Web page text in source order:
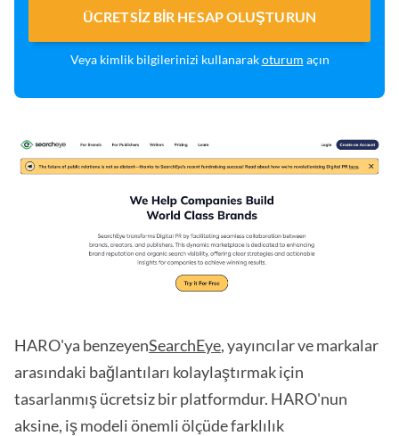
ÜCRETSIZ BIR HESAP OLUŞTURUN
Veya kimlik bilgilerinizi kullanarakoturum açın
HARO'ya benzeyenSearchEye, yayıncılar ve markalar
arasındaki bağlantıları kolaylaştırmak için
tasarlanmış ücretsiz bir platformdur. HARO'nun
aksine, iş modeli önemli ölçüde farklılık